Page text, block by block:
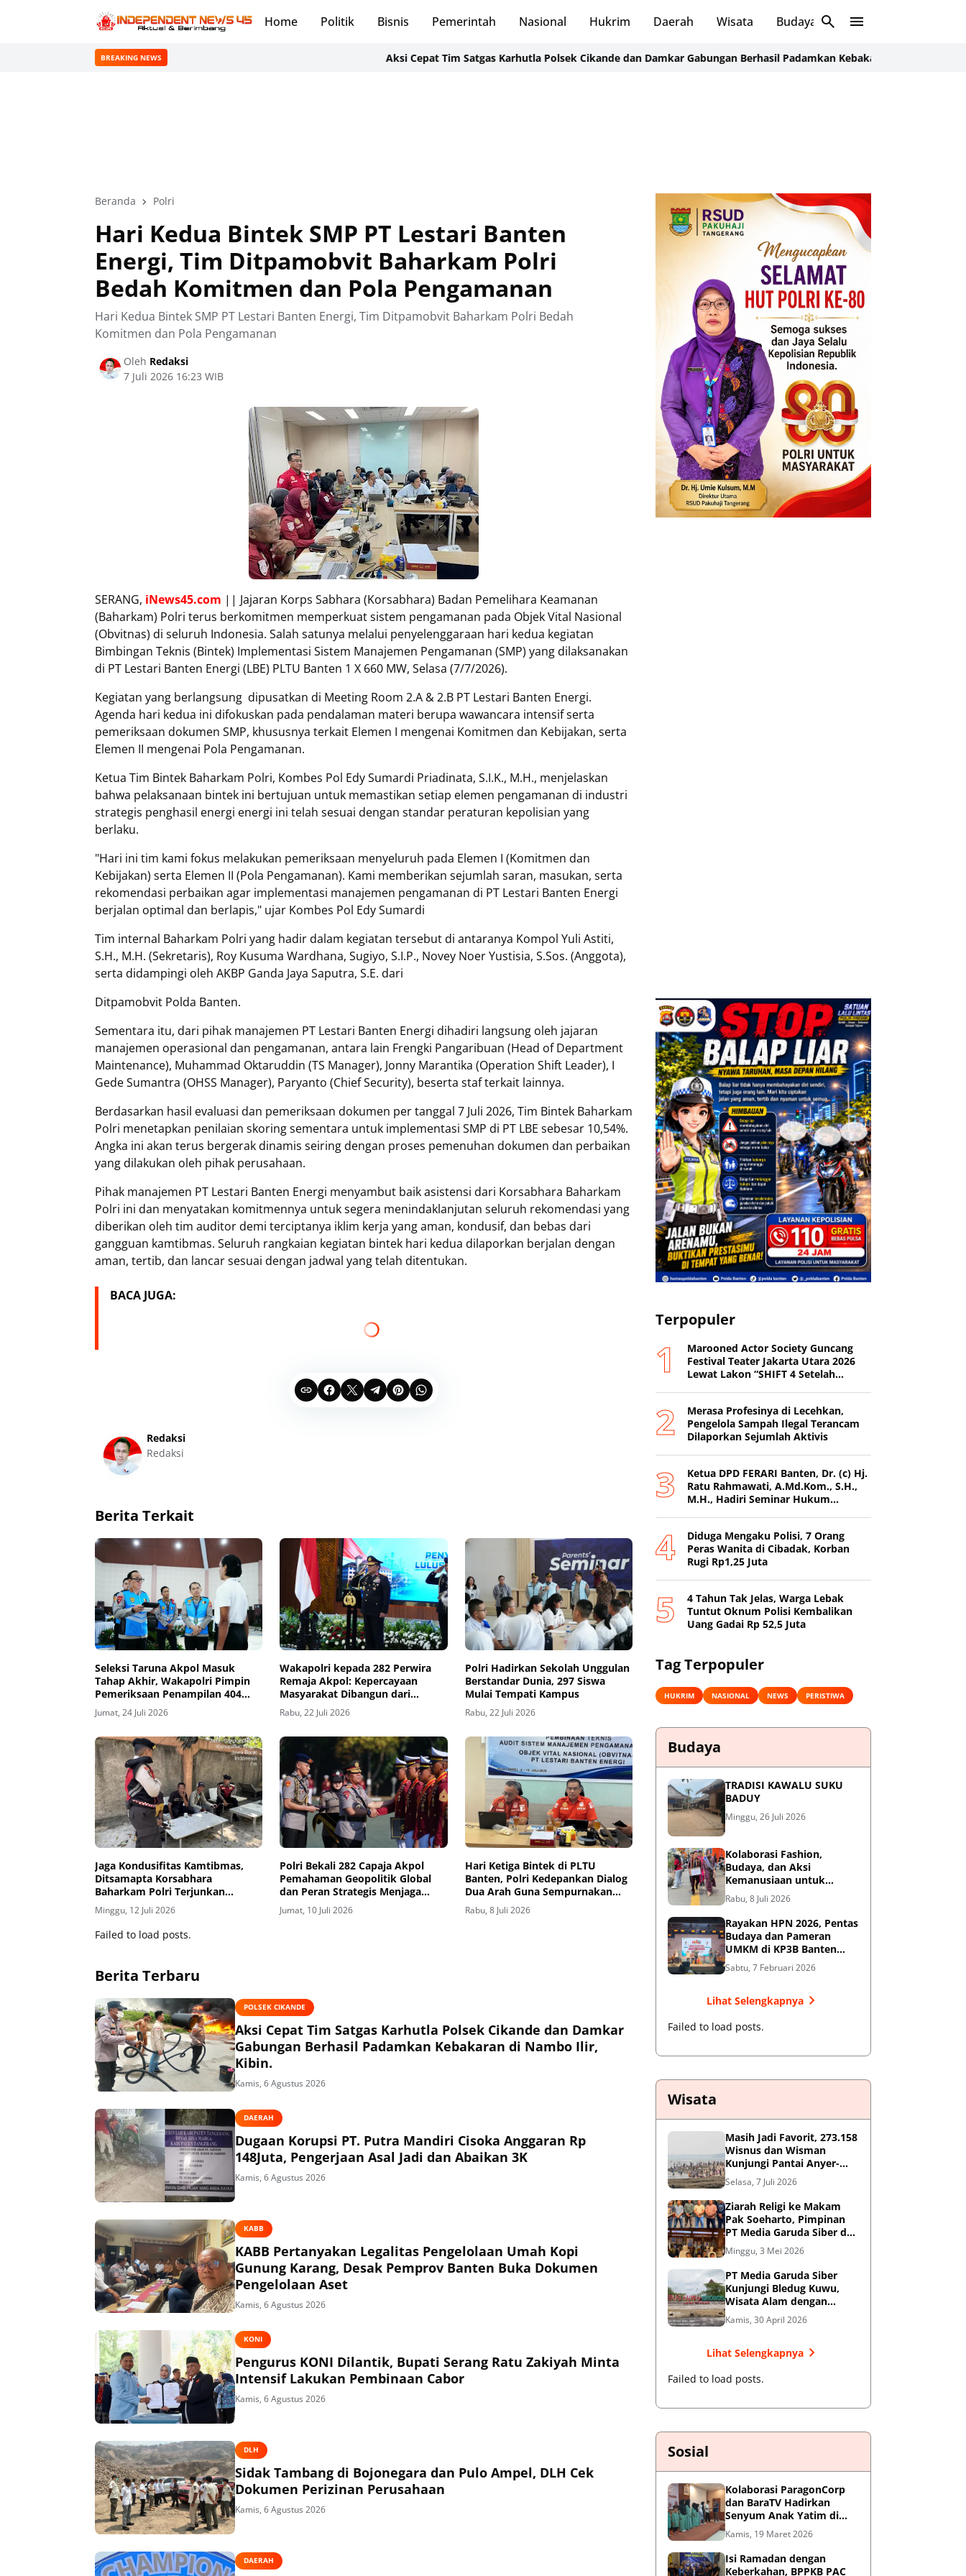
Home Politik Bisnis Pemerintah Nasional Hukrim Daerah Wisata Budaya Sosial
BREAKING NEWS Aksi Cepat Tim Satgas Karhutla Polsek Cikande dan Damkar Gabungan Berhasil Padamkan Kebakaran di Nambo Ilir, Kibin.
Beranda Polri
Hari Kedua Bintek SMP PT Lestari Banten
Energi, Tim Ditpamobvit Baharkam Polri
Bedah Komitmen dan Pola Pengamanan
Hari Kedua Bintek SMP PT Lestari Banten Energi, Tim Ditpamobvit Baharkam Polri Bedah
Komitmen dan Pola Pengamanan
Oleh Redaksi
7 Juli 2026 16:23 WIB
SERANG, iNews45.com || Jajaran Korps Sabhara (Korsabhara) Badan Pemelihara Keamanan
(Baharkam) Polri terus berkomitmen memperkuat sistem pengamanan pada Objek Vital Nasional
(Obvitnas) di seluruh Indonesia. Salah satunya melalui penyelenggaraan hari kedua kegiatan
Bimbingan Teknis (Bintek) Implementasi Sistem Manajemen Pengamanan (SMP) yang dilaksanakan
di PT Lestari Banten Energi (LBE) PLTU Banten 1 X 660 MW, Selasa (7/7/2026).
Kegiatan yang berlangsung dipusatkan di Meeting Room 2.A & 2.B PT Lestari Banten Energi.
Agenda hari kedua ini difokuskan pada pendalaman materi berupa wawancara intensif serta
pemeriksaan dokumen SMP, khususnya terkait Elemen I mengenai Komitmen dan Kebijakan, serta
Elemen II mengenai Pola Pengamanan.
Ketua Tim Bintek Baharkam Polri, Kombes Pol Edy Sumardi Priadinata, S.I.K., M.H., menjelaskan
bahwa pelaksanaan bintek ini bertujuan untuk memastikan setiap elemen pengamanan di industri
strategis penghasil energi energi ini telah sesuai dengan standar peraturan kepolisian yang
berlaku.
"Hari ini tim kami fokus melakukan pemeriksaan menyeluruh pada Elemen I (Komitmen dan
Kebijakan) serta Elemen II (Pola Pengamanan). Kami memberikan sejumlah saran, masukan, serta
rekomendasi perbaikan agar implementasi manajemen pengamanan di PT Lestari Banten Energi
berjalan optimal dan berlapis," ujar Kombes Pol Edy Sumardi
Tim internal Baharkam Polri yang hadir dalam kegiatan tersebut di antaranya Kompol Yuli Astiti,
S.H., M.H. (Sekretaris), Roy Kusuma Wardhana, Sugiyo, S.I.P., Novey Noer Yustisia, S.Sos. (Anggota),
serta didampingi oleh AKBP Ganda Jaya Saputra, S.E. dari
Ditpamobvit Polda Banten.
Sementara itu, dari pihak manajemen PT Lestari Banten Energi dihadiri langsung oleh jajaran
manajemen operasional dan pengamanan, antara lain Frengki Pangaribuan (Head of Department
Maintenance), Muhammad Oktaruddin (TS Manager), Jonny Marantika (Operation Shift Leader), I
Gede Sumantra (OHSS Manager), Paryanto (Chief Security), beserta staf terkait lainnya.
Berdasarkan hasil evaluasi dan pemeriksaan dokumen per tanggal 7 Juli 2026, Tim Bintek Baharkam
Polri menetapkan penilaian skoring sementara untuk implementasi SMP di PT LBE sebesar 10,54%.
Angka ini akan terus bergerak dinamis seiring dengan proses pemenuhan dokumen dan perbaikan
yang dilakukan oleh pihak perusahaan.
Pihak manajemen PT Lestari Banten Energi menyambut baik asistensi dari Korsabhara Baharkam
Polri ini dan menyatakan komitmennya untuk segera menindaklanjutan seluruh rekomendasi yang
diberikan oleh tim auditor demi terciptanya iklim kerja yang aman, kondusif, dan bebas dari
gangguan kamtibmas. Seluruh rangkaian kegiatan bintek hari kedua dilaporkan berjalan dengan
aman, tertib, dan lancar sesuai dengan jadwal yang telah ditentukan.
BACA JUGA:
Redaksi
Redaksi
Berita Terkait
Seleksi Taruna Akpol Masuk
Tahap Akhir, Wakapolri Pimpin
Pemeriksaan Penampilan 404
Catar
Jumat, 24 Juli 2026
Wakapolri kepada 282 Perwira
Remaja Akpol: Kepercayaan
Masyarakat Dibangun dari
Integritas
Rabu, 22 Juli 2026
Polri Hadirkan Sekolah Unggulan
Berstandar Dunia, 297 Siswa
Mulai Tempati Kampus
Rabu, 22 Juli 2026
Jaga Kondusifitas Kamtibmas,
Ditsamapta Korsabhara
Baharkam Polri Terjunkan
Personel Patroli
Minggu, 12 Juli 2026
Polri Bekali 282 Capaja Akpol
Pemahaman Geopolitik Global
dan Peran Strategis Menjaga
Stabilitas Nasional
Jumat, 10 Juli 2026
Hari Ketiga Bintek di PLTU
Banten, Polri Kedepankan Dialog
Dua Arah Guna Sempurnakan
Pola Pengamanan Obvitnas
Rabu, 8 Juli 2026
Failed to load posts.
Berita Terbaru
POLSEK CIKANDE
Aksi Cepat Tim Satgas Karhutla Polsek Cikande dan Damkar
Gabungan Berhasil Padamkan Kebakaran di Nambo Ilir,
Kibin.
Kamis, 6 Agustus 2026
DAERAH
Dugaan Korupsi PT. Putra Mandiri Cisoka Anggaran Rp
148Juta, Pengerjaan Asal Jadi dan Abaikan 3K
Kamis, 6 Agustus 2026
KABB
KABB Pertanyakan Legalitas Pengelolaan Umah Kopi
Gunung Karang, Desak Pemprov Banten Buka Dokumen
Pengelolaan Aset
Kamis, 6 Agustus 2026
KONI
Pengurus KONI Dilantik, Bupati Serang Ratu Zakiyah Minta
Intensif Lakukan Pembinaan Cabor
Kamis, 6 Agustus 2026
DLH
Sidak Tambang di Bojonegara dan Pulo Ampel, DLH Cek
Dokumen Perizinan Perusahaan
Kamis, 6 Agustus 2026
DAERAH
Terpopuler
Marooned Actor Society Guncang
Festival Teater Jakarta Utara 2026
Lewat Lakon “SHIFT 4 Setelah
Merasa Profesinya di Lecehkan,
Pengelola Sampah Ilegal Terancam
Dilaporkan Sejumlah Aktivis
Ketua DPD FERARI Banten, Dr. (c) Hj.
Ratu Rahmawati, A.Md.Kom., S.H.,
M.H., Hadiri Seminar Hukum
Diduga Mengaku Polisi, 7 Orang
Peras Wanita di Cibadak, Korban
Rugi Rp1,25 Juta
4 Tahun Tak Jelas, Warga Lebak
Tuntut Oknum Polisi Kembalikan
Uang Gadai Rp 52,5 Juta
Tag Terpopuler
HUKRIM NASIONAL NEWS PERISTIWA
Budaya
TRADISI KAWALU SUKU
BADUY
Minggu, 26 Juli 2026
Kolaborasi Fashion,
Budaya, dan Aksi
Kemanusiaan untuk
Pasien Kanker Dhuafa
Rabu, 8 Juli 2026
Rayakan HPN 2026, Pentas
Budaya dan Pameran
UMKM di KP3B Banten
Sedot Antusiasme Warga
Sabtu, 7 Februari 2026
Lihat Selengkapnya
Failed to load posts.
Wisata
Masih Jadi Favorit, 273.158
Wisnus dan Wisman
Kunjungi Pantai Anyer-
Cinangka Selama Libur
Sekolah
Selasa, 7 Juli 2026
Ziarah Religi ke Makam
Pak Soeharto, Pimpinan
PT Media Garuda Siber dan
Redaksi Hormati Jasa Sang
Jendral Besar
Minggu, 3 Mei 2026
PT Media Garuda Siber
Kunjungi Bledug Kuwu,
Wisata Alam dengan
Segudang Keunikan dan
Potensi UMKM
Kamis, 30 April 2026
Lihat Selengkapnya
Failed to load posts.
Sosial
Kolaborasi ParagonCorp
dan BaraTV Hadirkan
Senyum Anak Yatim di
Hotel Le Semar Tangerang
Kamis, 19 Maret 2026
Isi Ramadan dengan
Keberkahan, BPPKB PAC